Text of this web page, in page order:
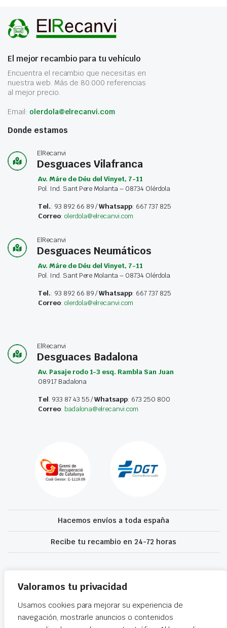
Valoramos tu privacidad
Usamos cookies para mejorar su experiencia de
navegación, mostrarle anuncios o contenidos
El mejor recambio para tu vehículo
Encuentra el recambio que necesitas en
nuestra web. Más de 80.000 referencias
al mejor precio.
Email: olerdola@elrecanvi.com
Donde estamos
ElRecanvi
Desguaces Vilafranca
Av. Máre de Déu del Vinyet, 7-11
Pol. Ind. Sant Pere Molanta – 08734 Olérdola
Tel.: 93 892 66 89 /Whatsapp: 667 737 825
Correo: olerdola@elrecanvi.com
ElRecanvi
Desguaces Neumáticos
Av. Máre de Déu del Vinyet, 7-11
Pol. Ind. Sant Pere Molanta – 08734 Olérdola
Tel.: 93 892 66 89 /Whatsapp: 667 737 825
Correo: olerdola@elrecanvi.com
ElRecanvi
Desguaces Badalona
Av. Pasaje rodo 1-3 esq. Rambla San Juan
08917 Badalona
Tel. 933 87 43 55 /Whatsapp: 673 250 800
Correo: badalona@elrecanvi.com
Hacemos envíos a toda españa
Recibe tu recambio en 24-72 horas
accesibilidad